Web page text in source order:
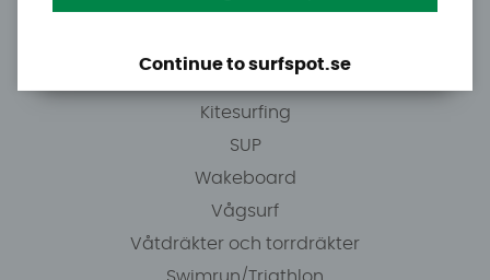
Kitesurfing
SUP
Wakeboard
Vågsurf
Våtdräkter och torrdräkter
Continue to surfspot.se